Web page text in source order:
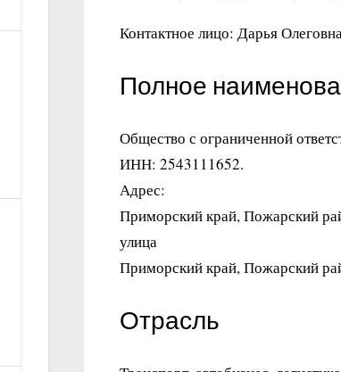
Контактное лицо: Дарья
Полное
Общество с ограниченной
ИНН: 2543111652.
Адрес:
Приморский край, Пожарский
улица
Приморский край, Пожарский
Отрасль